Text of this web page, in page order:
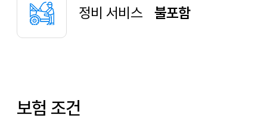
정비 서비스 불포함
보험 조건